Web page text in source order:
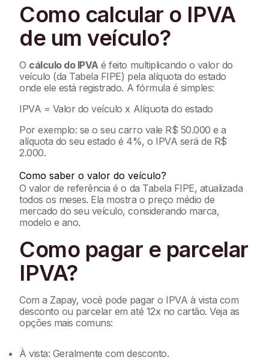
Como calcular o IPVA
de um veículo?
O cálculo do IPVA é feito multiplicando o valor do
veículo (da Tabela FIPE) pela alíquota do estado
onde ele está registrado. A fórmula é simples:
IPVA = Valor do veículo x Alíquota do estado
Por exemplo: se o seu carro vale R$ 50.000 e a
alíquota do seu estado é 4%, o IPVA será de R$
2.000.
Como saber o valor do veículo?
O valor de referência é o da Tabela FIPE, atualizada
todos os meses. Ela mostra o preço médio de
mercado do seu veículo, considerando marca,
modelo e ano.
Como pagar e parcelar
IPVA?
Com a Zapay, você pode pagar o IPVA à vista com
desconto ou parcelar em até 12x no cartão. Veja as
opções mais comuns:
À vista: Geralmente com desconto.